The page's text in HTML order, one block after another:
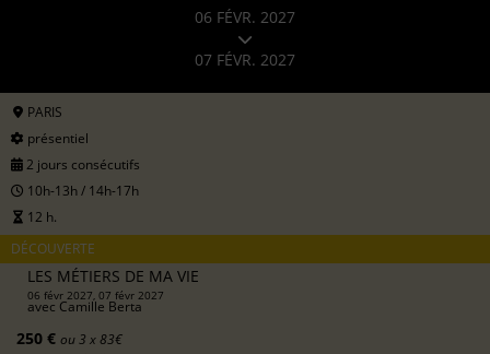
06 FÉVR. 2027
07 FÉVR. 2027
PARIS
présentiel
2 jours consécutifs
10h-13h / 14h-17h
12 h.
DÉCOUVERTE
LES MÉTIERS DE MA VIE
06 févr 2027, 07 févr 2027
avec Camille Berta
250 € ou 3 x 83€